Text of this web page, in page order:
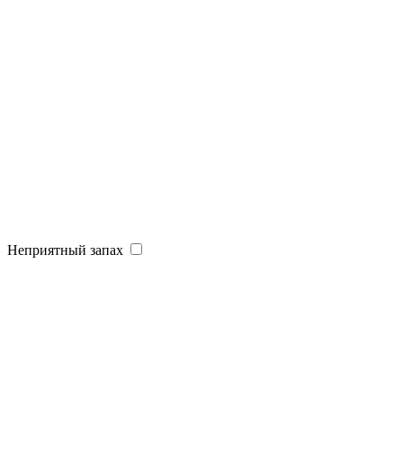
Неприятный запах